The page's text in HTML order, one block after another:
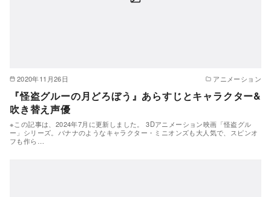
2020年11月26日 アニメーション
『怪盗グルーの月どろぼう』あらすじとキャラクター&
吹き替え声優
※この記事は、2024年7月に更新しました。 3Dアニメーション映画「怪盗グル
ー」シリーズ。バナナのようなキャラクター・ミニオンズも大人気で、スピンオ
フも作ら…